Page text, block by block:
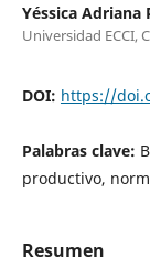
Yéssica Adriana
Universidad ECCI,
DOI: https://
Palabras clave:
productivo,
Resumen